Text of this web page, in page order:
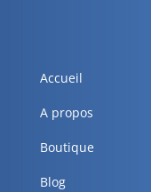
Accueil
A propos
Boutique
Blog